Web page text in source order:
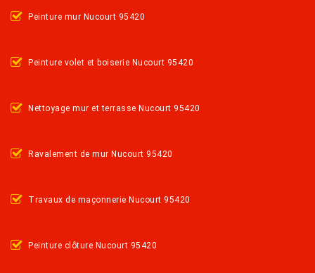
Peinture mur Nucourt 95420
Peinture volet et boiserie Nucourt 95420
Nettoyage mur et terrasse Nucourt 95420
Ravalement de mur Nucourt 95420
Travaux de maçonnerie Nucourt 95420
Peinture clôture Nucourt 95420